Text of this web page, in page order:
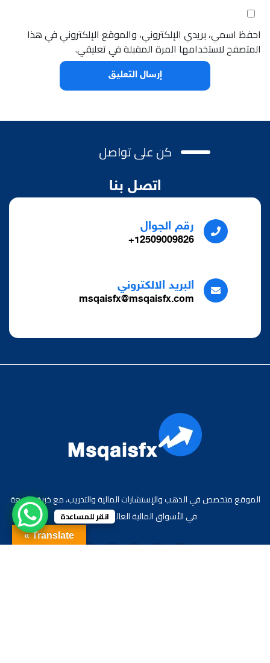
احفظ اسمي، بريدي الإلكتروني، والموقع الإلكتروني في هذا
المتصفح لاستخدامها المرة المقبلة في تعليقي.
كن على تواصل
اتصل بنا
رقم الجوال
12509009826+
البريد الالكتروني
msqaisfx@msqaisfx.com
الموقع متخصص في الذهب والإستشارات المالية والتدريب، مع خبرة واسعة
في الأسواق المالية العالمية والعربية.
Translate »
انقر للمساعدة